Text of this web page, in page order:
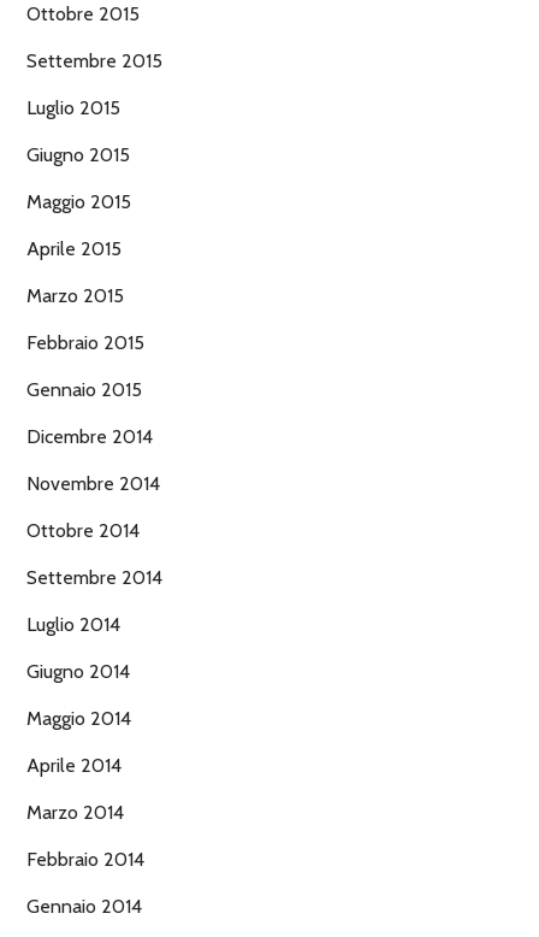
Ottobre 2015
Settembre 2015
Luglio 2015
Giugno 2015
Maggio 2015
Aprile 2015
Marzo 2015
Febbraio 2015
Gennaio 2015
Dicembre 2014
Novembre 2014
Ottobre 2014
Settembre 2014
Luglio 2014
Giugno 2014
Maggio 2014
Aprile 2014
Marzo 2014
Febbraio 2014
Gennaio 2014